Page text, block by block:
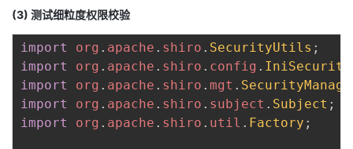
(3) 测试细粒度权限校验
import org . apache . shiro . SecurityUtils ;
import
org . apache . shiro . config .
import
org . apache . shiro . mgt .
import
org . apache . shiro . subject . Subject ;
import
org . apache . shiro . util . Factory ;